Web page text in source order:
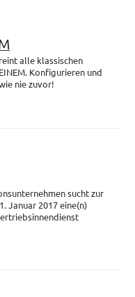
alle klassischen
Konfigurieren und
nie zuvor!
sucht zur
Januar 2017 eine(n)